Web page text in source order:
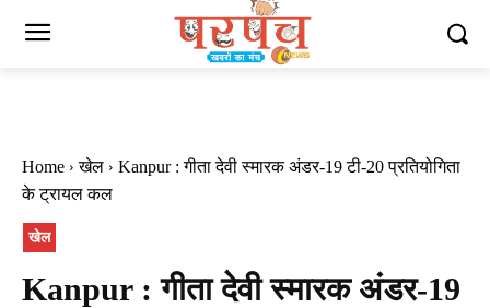
Home खेल
Kanpur : गीता देवी स्मारक अंडर-19 टी-20 प्रतियोगिता
के ट्रायल कल
खेल
Kanpur : गीता देवी स्मारक अंडर-19